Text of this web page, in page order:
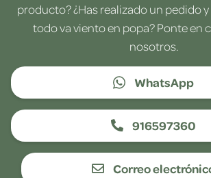
producto? ¿Has realizado un pedido
todo va viento en popa? Ponte en
nosotros.
WhatsApp
916597360
Correo